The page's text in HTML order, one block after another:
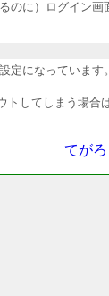
に）ログイン
になっていま
してしまう場
てが